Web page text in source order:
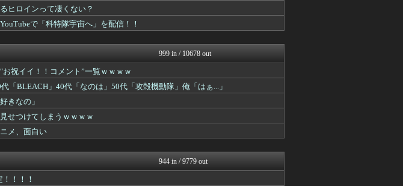
品【ス...
て案内 悪質な行為には「法...
プリキュアのまとめ
fig速
おたくみくす 声優まとめ
ぐら速 -声優まとめ速報-
ｗｗｗｗｗ
られ照れるwwwwww
異世界転生まとめ速報
ロ』初めて見てるんだけど別...
デジタルニューススレッド
きを繰り返すお兄ちゃん・...
ゃった！？」ワイ「おお」
てしまったAI動画がこち...
ジャンプ速報
死の近く、天秤は釣り合...
ポンポコにゅーす - 三日...
プリキュアのまとめ
な…
ヒロインって凄くない？
で「科特隊宇宙へ」を配信！！
999 in / 10678 out
祝イイ！！コメント”一覧ｗｗｗｗ
「BLEACH」40代「なのは」50代「攻殻機動隊」俺「はぁ...」
きなの」
せつけてしまうｗｗｗｗ
メ、面白い
944 in / 9779 out
！！！